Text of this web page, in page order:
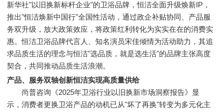
新华社"以旧换新标杆企业"的卫浴品牌，恒洁全面升级焕新IP，
推出"恒洁焕新中国行"全国性活动，通过政企补贴协同、产品服
务双升级，放大政策效应，将政策红利转化为实实在在的消费实
惠。恒洁卫浴品牌代言人、知名演员宋佳倾情为活动助力，其追
求品质生活的理念与恒洁"选品质，就是选生活"的品牌主张高度
契合，共同推动品质生活浪潮。
产品、服务双轴创新恒洁实现高质量供给
尚普咨询《2025年卫浴行业以旧换新市场洞察报告》显
示，消费者更换卫浴产品的动机已从"坏了再换"转变为多元化主